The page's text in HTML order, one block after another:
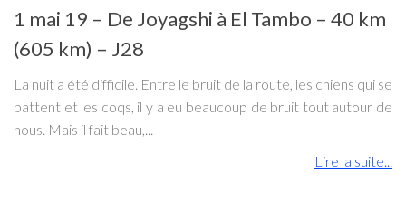
1 mai 19 – De Joyagshi à El Tambo – 40 km
(605 km) – J28
La nuit a été difficile. Entre le bruit de la route, les chiens qui se
battent et les coqs, il y a eu beaucoup de bruit tout autour de
nous. Mais il fait beau,...
Lire la suite...